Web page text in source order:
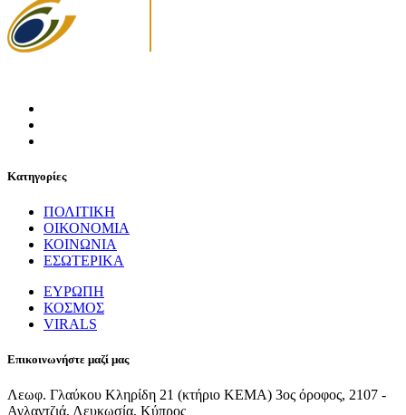
Κατηγορίες
ΠΟΛΙΤΙΚΗ
ΟΙΚΟΝΟΜΙΑ
ΚΟΙΝΩΝΙΑ
ΕΣΩΤΕΡΙΚΑ
ΕΥΡΩΠΗ
ΚΟΣΜΟΣ
VIRALS
Επικοινωνήστε μαζί μας
Λεωφ. Γλαύκου Κληρίδη 21 (κτήριο ΚΕΜΑ) 3ος όροφος, 2107 -
Αγλαντζιά, Λευκωσία, Κύπρος